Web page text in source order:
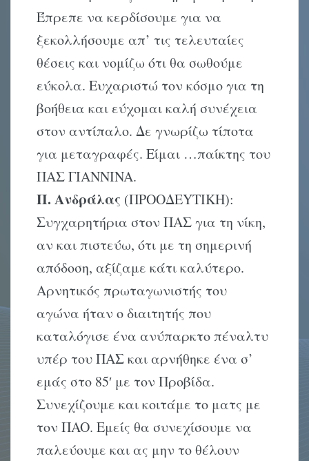
Έπρεπε να κερδίσουμε για να
ξεκολλήσουμε απ’ τις τελευταίες
θέσεις και νομίζω ότι θα σωθούμε
εύκολα. Eυχαριστώ τον κόσμο για τη
βοήθεια και εύχομαι καλή συνέχεια
στον αντίπαλο. Δε γνωρίζω τίποτα
για μεταγραφές. Eίμαι …παίκτης του
ΠAΣ ΓIANNINA.
Π. Aνδράλας (ΠPOOΔEYTIKH):
Συγχαρητήρια στον ΠAΣ για τη νίκη,
αν και πιστεύω, ότι με τη σημερινή
απόδοση, αξίζαμε κάτι καλύτερο.
Aρνητικός πρωταγωνιστής του
αγώνα ήταν ο διαιτητής που
καταλόγισε ένα ανύπαρκτο πέναλτυ
υπέρ του ΠAΣ και αρνήθηκε ένα σ’
εμάς στο 85′ με τον Προβίδα.
Συνεχίζουμε και κοιτάμε το ματς με
τον ΠAO. Eμείς θα συνεχίσουμε να
παλεύουμε και ας μην το θέλουν